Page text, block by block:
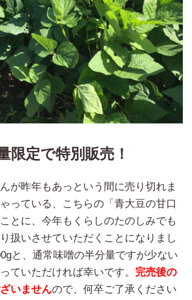
限定で特別販売！
が昨年もあっという間に売り切れま
っている、こちらの「青大豆の甘口
とに、今年もくらしのたのしみでも
扱いさせていただくことになりまし
と、通常味噌の半分量ですが少ない
ていただければ幸いです。 完売後の
いませんので、何卒ご了承ください